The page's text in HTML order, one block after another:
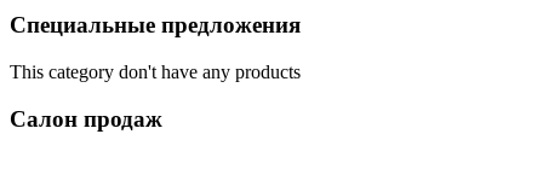
Специальные предложения
This category don't have any products
Салон продаж